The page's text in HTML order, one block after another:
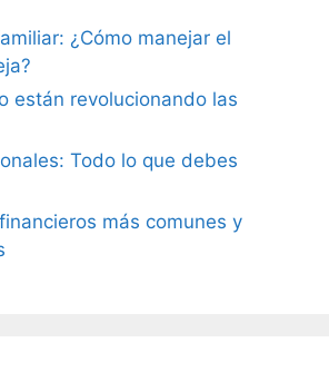
¿Cómo manejar el
están revolucionando las
Todo lo que debes
más comunes y